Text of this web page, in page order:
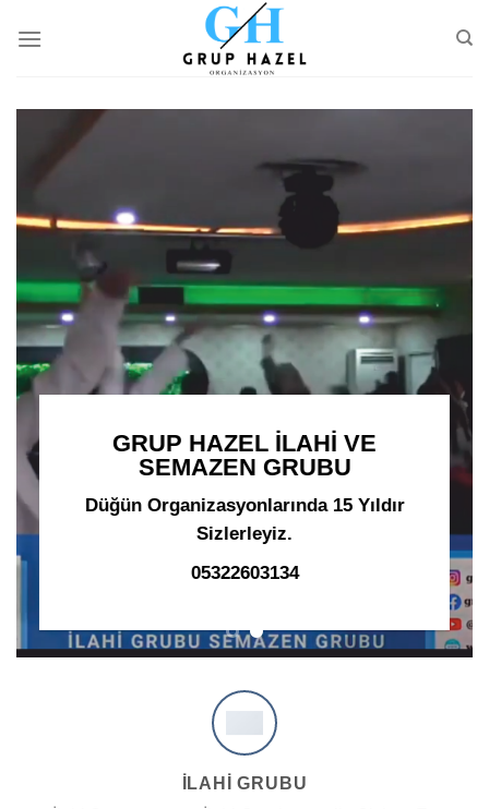
GRUP HAZEL İLAHİ VE
SEMAZEN GRUBU
Düğün Organizasyonlarında 15 Yıldır
Sizlerleyiz.
05322603134
İLAHİ GRUBU